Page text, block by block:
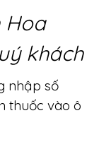
Hoa
khách
nhập số
thuốc vào ô